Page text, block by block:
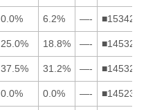
0.0% 6.2% —- ■153426
25.0% 18.8% —- ■145326
37.5% 31.2% —- ■145326
0.0% 0.0% —- ■145236